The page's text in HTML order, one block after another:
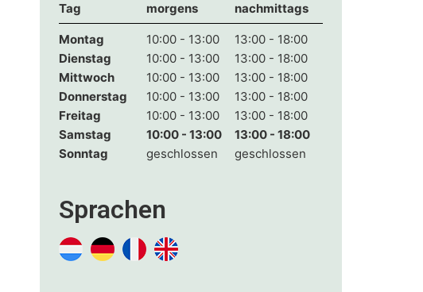
Tag morgens nachmittags
Montag 10:00 - 13:00
13:00 - 18:00
Dienstag
10:00 - 13:00
13:00 - 18:00
Mittwoch
10:00 - 13:00
13:00 - 18:00
Donnerstag
10:00 - 13:00
13:00 - 18:00
Freitag
10:00 - 13:00
13:00 - 18:00
Samstag
10:00 - 13:00
13:00 - 18:00
Sonntag
geschlossen geschlossen
Sprachen